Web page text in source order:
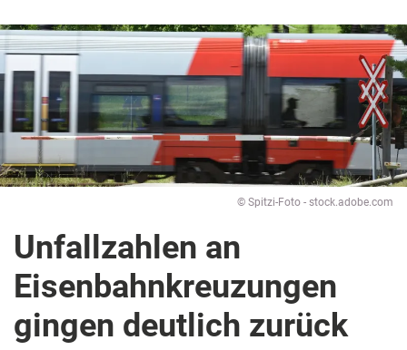
© Spitzi-Foto - stock.adobe.com
Unfallzahlen an
Eisenbahnkreuzungen
gingen deutlich zurück